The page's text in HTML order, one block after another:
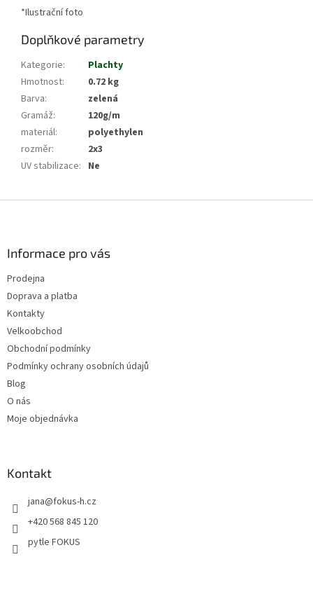
*Ilustrační foto
Doplňkové parametry
Kategorie:
Plachty
Hmotnost:
0.72 kg
Barva:
zelená
Gramáž:
120g/m
materiál:
polyethylen
rozměr:
2x3
UV stabilizace: Ne
Informace pro vás
Prodejna
Doprava a platba
Kontakty
Velkoobchod
Obchodní podmínky
Podmínky ochrany osobních údajů
Blog
O nás
Moje objednávka
Kontakt
jana@fokus-h.cz
+420 568 845 120
pytle FOKUS